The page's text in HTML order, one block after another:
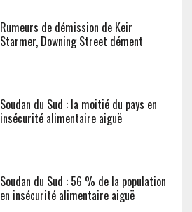
Rumeurs de démission de Keir
Starmer, Downing Street dément
Soudan du Sud : la moitié du pays en
insécurité alimentaire aiguë
Soudan du Sud : 56 % de la population
en insécurité alimentaire aiguë